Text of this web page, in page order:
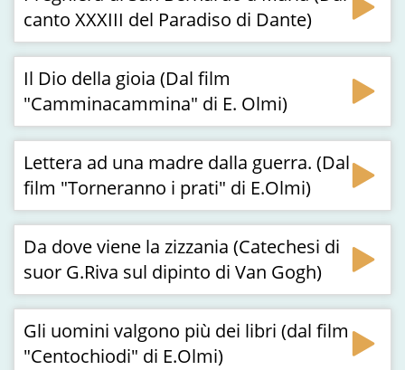
canto XXXIII del Paradiso di Dante)
Il Dio della gioia (Dal film
"Camminacammina" di E. Olmi)
Lettera ad una madre dalla guerra. (Dal
film "Torneranno i prati" di E.Olmi)
Da dove viene la zizzania (Catechesi di
suor G.Riva sul dipinto di Van Gogh)
Gli uomini valgono più dei libri (dal film
"Centochiodi" di E.Olmi)